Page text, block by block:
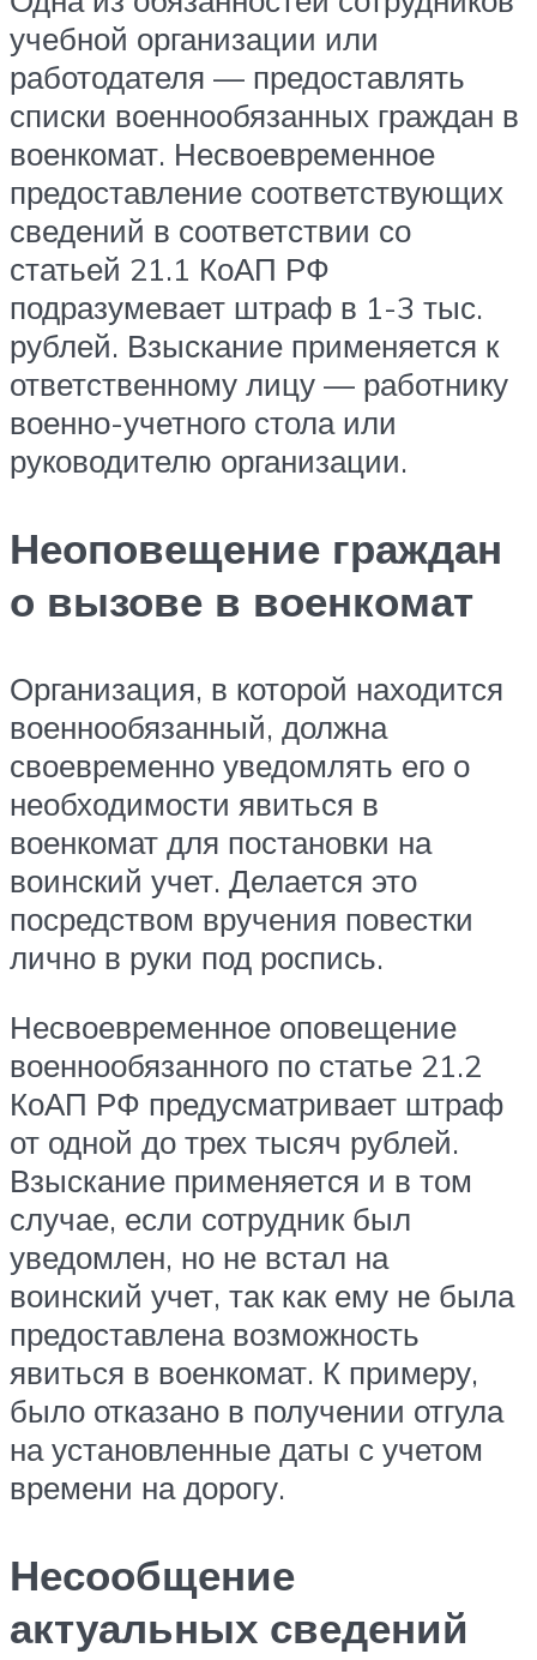
учебной организации или
работодателя — предоставлять
списки военнообязанных граждан в
военкомат. Несвоевременное
предоставление соответствующих
сведений в соответствии со
статьей 21.1 КоАП РФ
подразумевает штраф в 1-3 тыс.
рублей. Взыскание применяется к
ответственному лицу — работнику
военно-учетного стола или
руководителю организации.
Неоповещение граждан
о вызове в военкомат
Организация, в которой находится
военнообязанный, должна
своевременно уведомлять его о
необходимости явиться в
военкомат для постановки на
воинский учет. Делается это
посредством вручения повестки
лично в руки под роспись.
Несвоевременное оповещение
военнообязанного по статье 21.2
КоАП РФ предусматривает штраф
от одной до трех тысяч рублей.
Взыскание применяется и в том
случае, если сотрудник был
уведомлен, но не встал на
воинский учет, так как ему не была
предоставлена возможность
явиться в военкомат. К примеру,
было отказано в получении отгула
на установленные даты с учетом
времени на дорогу.
Несообщение
актуальных сведений